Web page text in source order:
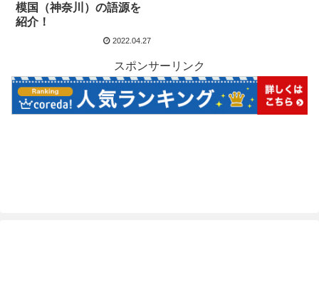
模国（神奈川）の語源を
紹介！
2022.04.27
スポンサーリンク